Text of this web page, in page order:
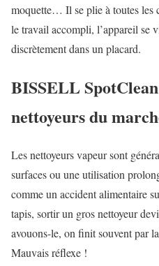
moquette… Il se plie à toutes les
le travail accompli, l’appareil se
discrètement dans un placard.
BISSELL
nettoyeurs du
Les nettoyeurs vapeur sont
surfaces ou une utilisation
comme un accident alimentaire
tapis, sortir un gros nettoyeur
avouons-le, on finit souvent par
Mauvais réflexe !